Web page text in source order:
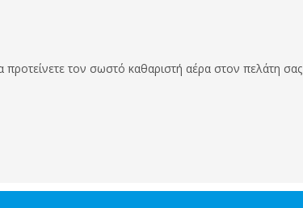
προτείνετε τον σωστό καθαριστή αέρα στον πελάτη σας